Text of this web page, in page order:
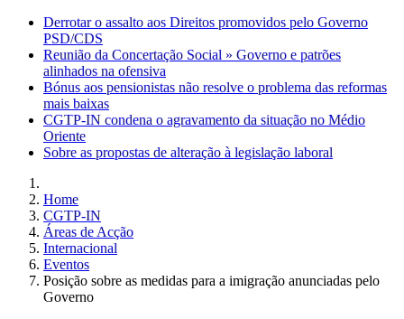
Derrotar o assalto aos Direitos promovidos pelo Governo
PSD/CDS
Reunião da Concertação Social » Governo e patrões
alinhados na ofensiva
Bónus aos pensionistas não resolve o problema das reformas
mais baixas
CGTP-IN condena o agravamento da situação no Médio
Oriente
Sobre as propostas de alteração à legislação laboral
Home
CGTP-IN
Áreas de Acção
Internacional
Eventos
Posição sobre as medidas para a imigração anunciadas pelo
Governo